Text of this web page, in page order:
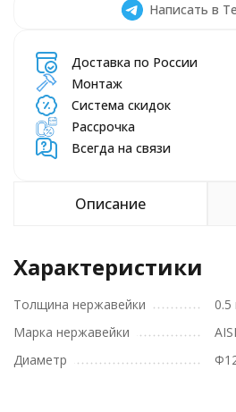
Написать в
Доставка по России
Монтаж
Система скидок
Рассрочка
Всегда на связи
Описание
Характеристики
Толщина нержавейки
Марка нержавейки
Диаметр